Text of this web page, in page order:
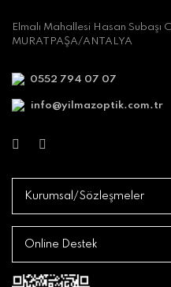
Elmalı Mahallesi Hasan
MURATPAŞA/ANTALYA
0552 794 07 07
info@yilmazoptik.com.tr
Kurumsal/Sözleşmeler
Online Destek